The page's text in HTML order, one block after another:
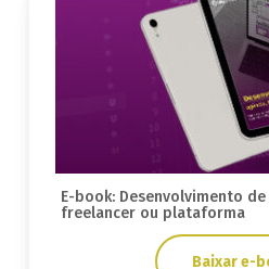
E-book: Desenvolvimento
freelancer ou plataforma
Baixar e-